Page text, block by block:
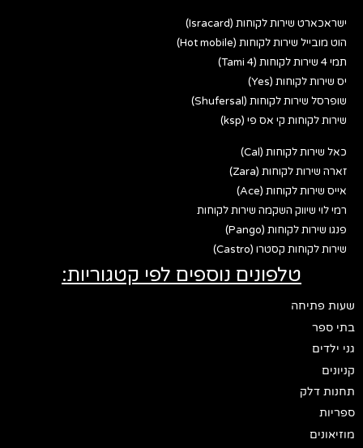
ישראכארט שירות לקוחות (Isracard)
הוט מובייל שירות לקוחות (Hot mobile)
תמי 4 שירות לקוחות (Tami 4)
יס שירות לקוחות (Yes)
שופרסל שירות לקוחות (Shufersal)
שירות לקוחות קי אס פי (ksp)
כאל שירות לקוחות (Cal)
זארה שירות לקוחות (Zara)
אייס שירות לקוחות (Ace)
רמי לוי שיווק השקמה שירות לקוחות
פנגו שירות לקוחות (Pango)
שירות לקוחות קסטרו (Castro)
טלפונים נוספים לפי קטגוריות:
שעות פתיחה
בתי ספר
גני ילדים
קניונים
תחנות דלק
ספריות
מוזיאונים